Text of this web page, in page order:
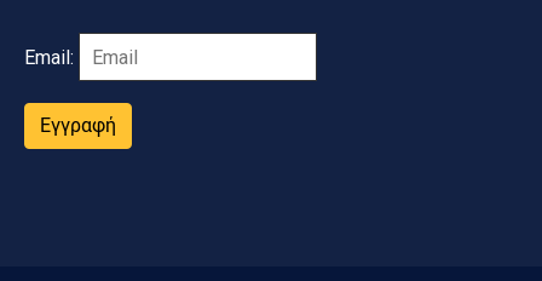
Email:
Εγγραφή